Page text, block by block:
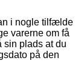
i nogle tilfælde
varerne om få
sin plads at du
på den